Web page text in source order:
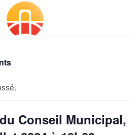
Conseil Municipal,